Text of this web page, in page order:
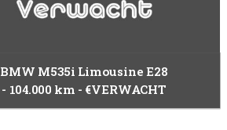
BMW M535i Limousine E28
104.000 km €VERWACHT